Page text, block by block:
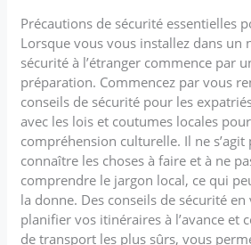
Précautions de sécurité essentielles
Lorsque vous vous installez dans un
sécurité à l’étranger commence par
préparation. Commencez par vous
conseils de sécurité pour les
avec les lois et coutumes locales
compréhension culturelle. Il ne s’agit
connaître les choses à faire et à ne
comprendre le jargon local, ce qui
la donne. Des conseils de sécurité
planifier vos itinéraires à l’avance et
de transport les plus sûrs, vous